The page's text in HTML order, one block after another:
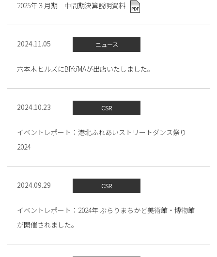
2025年３月期 中間期決算説明資料
2024.11.05 ニュース
六本木ヒルズにBIYōMAが出店いたしました。
2024.10.23 CSR
イベントレポート：港北ふれあいストリートダンス祭り
2024
2024.09.29 CSR
イベントレポート：2024年 ぶらりまちかど美術館・博物館
が開催されました。